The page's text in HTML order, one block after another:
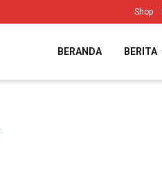
Shop
BERANDA BERITA